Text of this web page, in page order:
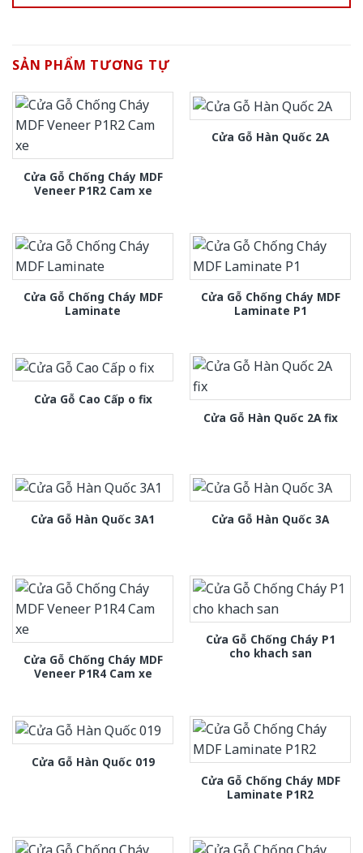
SẢN PHẨM TƯƠNG TỰ
Cửa Gỗ Chống Cháy MDF
Veneer P1R2 Cam xe
Cửa Gỗ Hàn Quốc 2A
Cửa Gỗ Chống Cháy MDF
Laminate
Cửa Gỗ Chống Cháy MDF
Laminate P1
Cửa Gỗ Cao Cấp o fix
Cửa Gỗ Hàn Quốc 2A fix
Cửa Gỗ Hàn Quốc 3A1 Cửa Gỗ Hàn Quốc 3A
Cửa Gỗ Chống Cháy MDF
Veneer P1R4 Cam xe
Cửa Gỗ Chống Cháy P1
cho khach san
Cửa Gỗ Hàn Quốc 019
Cửa Gỗ Chống Cháy MDF
Laminate P1R2